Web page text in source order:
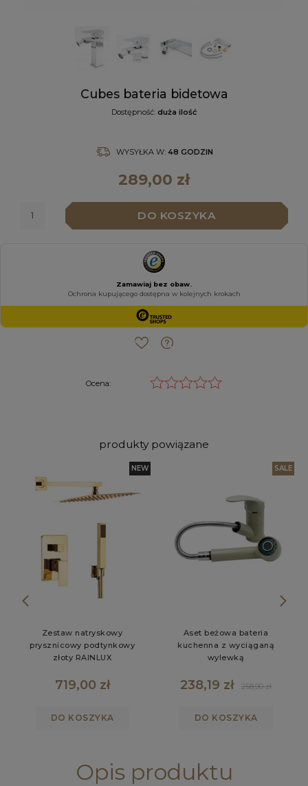
Cubes bateria bidetowa
Dostępność: duża ilość
WYSYŁKA W: 48 GODZIN
289,00 zł
DO KOSZYKA
Ocena:
produkty powiązane
NEW
Zestaw natryskowy
prysznicowy podtynkowy
złoty RAINLUX
719,00 zł
DO KOSZYKA
SALE
Aset beżowa bateria
kuchenna z wyciąganą
wylewką
238,19 zł 258,90 zł
DO KOSZYKA
Opis produktu